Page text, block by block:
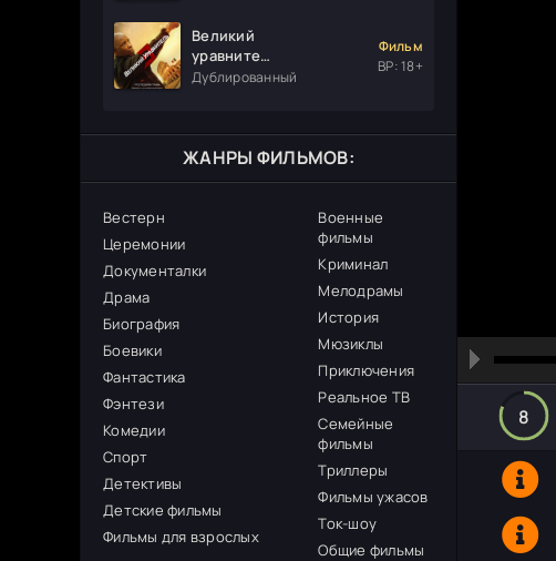
Великий
уравнитель
3
Дублированный
Фильм
ВР: 18+
ЖАНРЫ ФИЛЬМОВ:
Вестерн
Церемонии
Документалки
Драма
Биография
Боевики
Фантастика
Фэнтези
Комедии
Спорт
Детективы
Детские фильмы
Фильмы для взрослых
Военные
фильмы
Криминал
Мелодрамы
История
Мюзиклы
Приключения
Реальное ТВ
Семейные
фильмы
Триллеры
Фильмы ужасов
Ток-шоу
Общие фильмы
8